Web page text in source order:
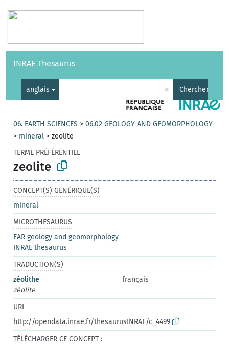
Vocabulaires API
INRAE Thesaurus
anglais × Chercher
06. EARTH SCIENCES >06.02 GEOLOGY AND GEOMORPHOLOGY
> mineral >zeolite
TERME PRÉFÉRENTIEL
zeolite
CONCEPT(S) GÉNÉRIQUE(S)
mineral
MICROTHESAURUS
EAR geology and geomorphology
INRAE thesaurus
TRADUCTION(S)
zéolithe
français
zéolite
URI
http://opendata.inrae.fr/thesaurusINRAE/c_4499
TÉLÉCHARGER CE CONCEPT :